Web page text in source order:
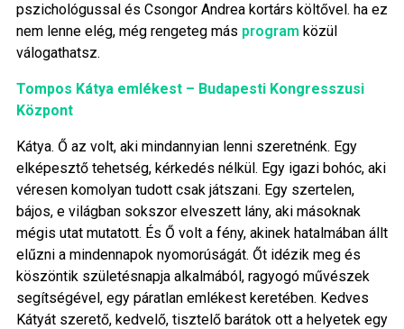
pszichológussal és Csongor Andrea kortárs költővel. ha ez
nem lenne elég, még rengeteg más program közül
válogathatsz.
Tompos Kátya emlékest – Budapesti Kongresszusi
Központ
Kátya. Ő az volt, aki mindannyian lenni szeretnénk. Egy
elképesztő tehetség, kérkedés nélkül. Egy igazi bohóc, aki
véresen komolyan tudott csak játszani. Egy szertelen,
bájos, e világban sokszor elveszett lány, aki másoknak
mégis utat mutatott. És Ő volt a fény, akinek hatalmában állt
elűzni a mindennapok nyomorúságát. Őt idézik meg és
köszöntik születésnapja alkalmából, ragyogó művészek
segítségével, egy páratlan emlékest keretében. Kedves
Kátyát szerető, kedvelő, tisztelő barátok ott a helyetek egy